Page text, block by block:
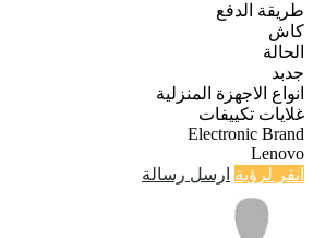
طريقة الدفع
كاش
الحالة
جدبد
انواع الاجهزة المنزلية
غلايات تكييفات
Electronic Brand
Lenovo
انقر لرؤية ارسل رسالة